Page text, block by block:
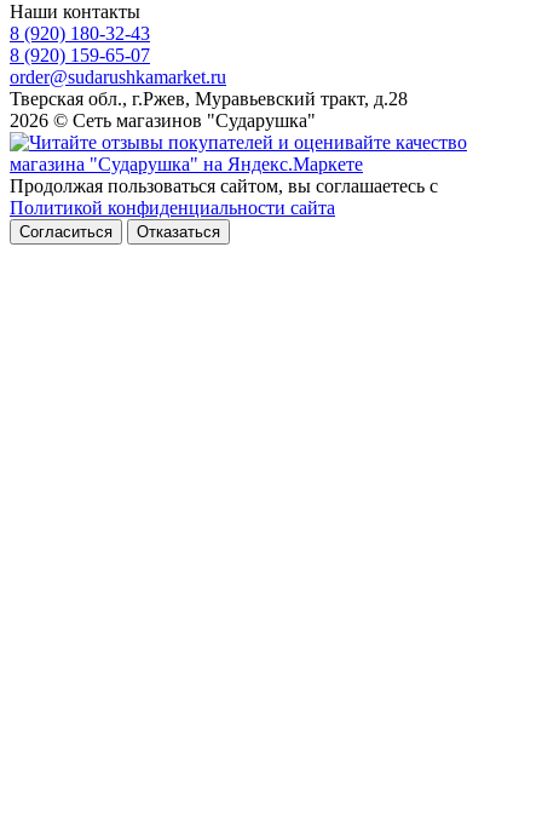
Наши контакты
8 (920) 180-32-43
8 (920) 159-65-07
order@sudarushkamarket.ru
Тверская обл., г.Ржев, Муравьевский тракт, д.28
2026 © Сеть магазинов "Сударушка"
Продолжая пользоваться сайтом, вы соглашаетесь с
Политикой конфиденциальности сайта
Согласиться Отказаться